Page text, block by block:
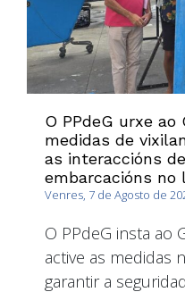
O PPdeG urxe
medidas de
as interaccións
embarcacións no
Venres, 7 de Agosto de
O PPdeG insta ao
active as medidas
garantir a